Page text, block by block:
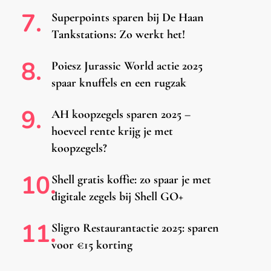
Superpoints sparen bij De Haan
Tankstations: Zo werkt het!
Poiesz Jurassic World actie 2025
spaar knuffels en een rugzak
AH koopzegels sparen 2025 –
hoeveel rente krijg je met
koopzegels?
Shell gratis koffie: zo spaar je met
digitale zegels bij Shell GO+
Sligro Restaurantactie 2025: sparen
voor €15 korting